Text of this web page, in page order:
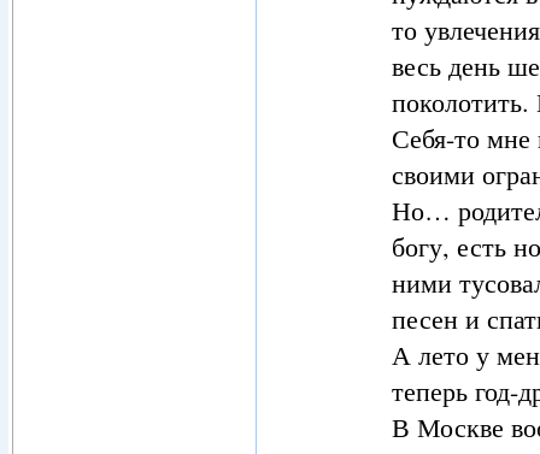
то
весь день
Себя-то мне
своими
Но…
богу, есть
ними
песен и
А лето у
теперь год-
В Москве